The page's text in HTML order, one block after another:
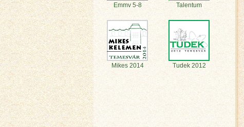
Emmv 5-8 Talentum
Mikes 2014 Tudek 2012